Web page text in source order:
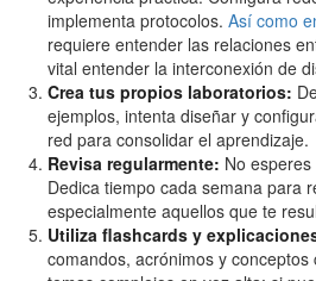
implementa protocolos. Así como
requiere entender las relaciones
vital entender la interconexión de
Crea tus propios laboratorios:
ejemplos, intenta diseñar y
red para consolidar el aprendizaje.
Revisa regularmente: No
Dedica tiempo cada semana para
especialmente aquellos que te
Utiliza flashcards y
comandos, acrónimos y